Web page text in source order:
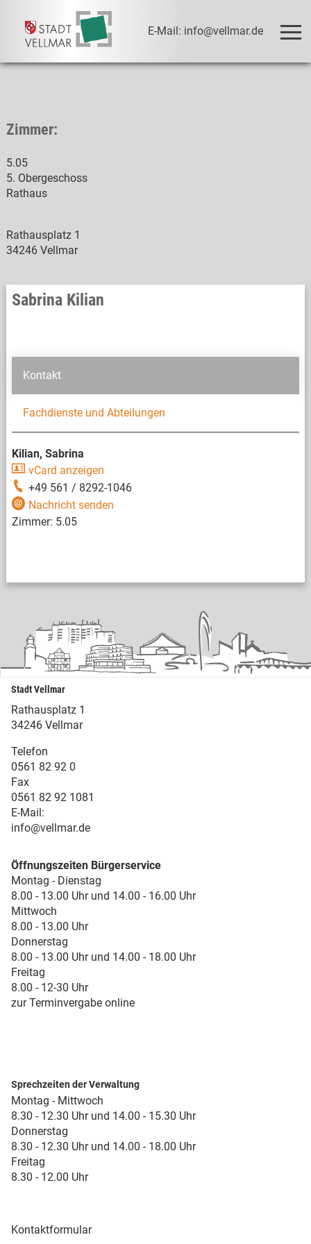
E-Mail: info@vellmar.de
Zimmer:
5.05
5. Obergeschoss
Rathaus
Rathausplatz 1
34246 Vellmar
Sabrina Kilian
Kontakt
Fachdienste und Abteilungen
Kilian, Sabrina
vCard anzeigen
+49 561 / 8292-1046
Nachricht senden
Zimmer: 5.05
Stadt Vellmar
Rathausplatz 1
34246 Vellmar
Telefon
0561 82 92 0
Fax
0561 82 92 1081
E-Mail:
info@vellmar.de
Öffnungszeiten Bürgerservice
Montag - Dienstag
8.00 - 13.00 Uhr und 14.00 - 16.00 Uhr
Mittwoch
8.00 - 13.00 Uhr
Donnerstag
8.00 - 13.00 Uhr und 14.00 - 18.00 Uhr
Freitag
8.00 - 12-30 Uhr
zur Terminvergabe online
Sprechzeiten der Verwaltung
Montag - Mittwoch
8.30 - 12.30 Uhr und 14.00 - 15.30 Uhr
Donnerstag
8.30 - 12.30 Uhr und 14.00 - 18.00 Uhr
Freitag
8.30 - 12.00 Uhr
Kontaktformular